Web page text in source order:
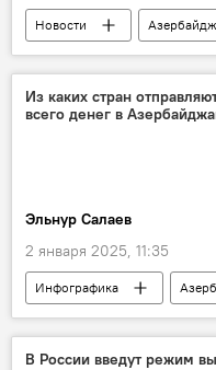
Новости
Тарифный (ценовой) совет
Коммунальные тарифы
Газоснабжение
ОАО "Азерэнержи"
Обращения
Из каких стран
всего денег в
Эльнур Салаев
2 января 2025, 11:35
Инфографика
Денежные переводы
Россия
В России введут режим